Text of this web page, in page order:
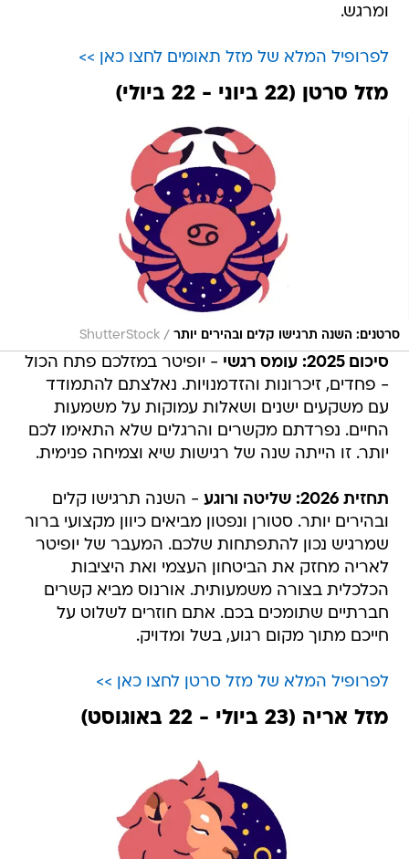
ומרגש.
לפרופיל המלא של מזל תאומים לחצו כאן >>
מזל סרטן (22 ביוני - 22 ביולי)
סרטנים: השנה תרגישו קלים ובהירים יותר /
ShutterStock
סיכום 2025: עומס רגשי
- יופיטר במזלכם פתח הכול
- פחדים, זיכרונות והזדמנויות. נאלצתם להתמודד
עם משקעים ישנים ושאלות עמוקות על משמעות
החיים. נפרדתם מקשרים והרגלים שלא התאימו לכם
יותר. זו הייתה שנה של רגישות שיא וצמיחה פנימית.
תחזית 2026: שליטה ורוגע
- השנה תרגישו קלים
ובהירים יותר. סטורן ונפטון מביאים כיוון מקצועי ברור
שמרגיש נכון להתפתחות שלכם. המעבר של יופיטר
לאריה מחזק את הביטחון העצמי ואת היציבות
הכלכלית בצורה משמעותית. אורנוס מביא קשרים
חברתיים שתומכים בכם. אתם חוזרים לשלוט על
חייכם מתוך מקום רגוע, בשל ומדויק.
לפרופיל המלא של מזל סרטן לחצו כאן >>
מזל אריה (23 ביולי - 22 באוגוסט)